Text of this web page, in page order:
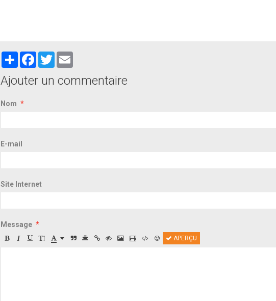
PartagerFacebook
Twitter
Ajouter un commentaire
Nom
E-mail
Site Internet
Message
APERÇU